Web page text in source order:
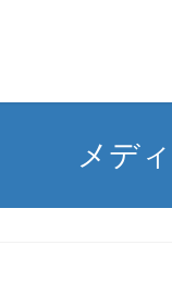
メデ